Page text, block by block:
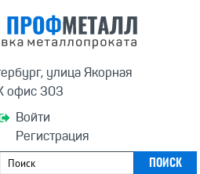
улица Якорная
офис 303
Войти
Регистрация